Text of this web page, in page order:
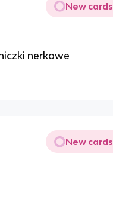
New cards
nerkowe
New cards